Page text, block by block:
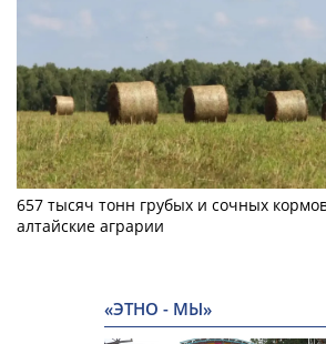
657 тысяч тонн грубых и сочных
алтайские аграрии
«ЭТНО - МЫ»